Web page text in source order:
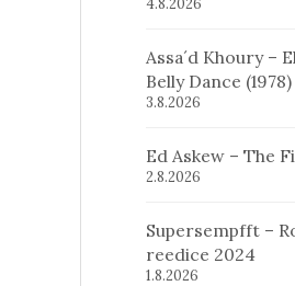
4.8.2026
Assa´d Khoury –
Belly Dance
3.8.2026
Ed Askew – The
2.8.2026
Supersempfft –
reedice 2024
1.8.2026